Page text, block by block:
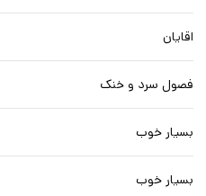
اقایان
فصول سرد و خنک
بسیار خوب
بسیار خوب